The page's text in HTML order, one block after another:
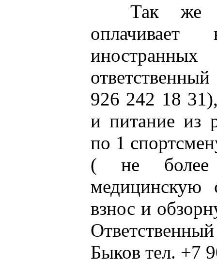
Так же
926 242 18
и питание из
по 1
( не более
медицинскую
взнос и
Быков тел. +7